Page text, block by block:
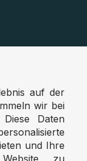
auf der
wir bei
Daten
und Ihre
zu